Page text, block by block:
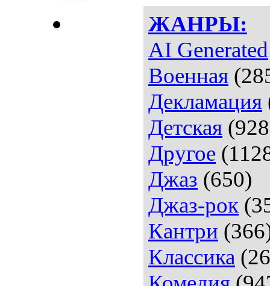
ЖАНРЫ:
AI Generated
Военная
Декламация
Детская
Другое
Джаз (650)
Джаз-рок
Кантри
Классика